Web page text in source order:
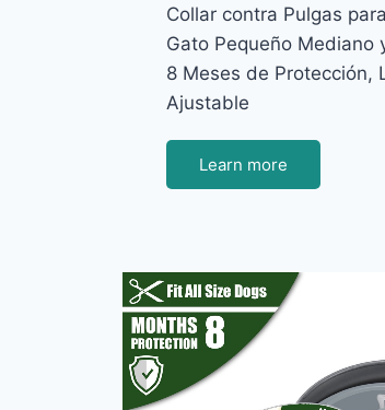
Collar contra Pulgas
Gato Pequeño Mediano
8 Meses de Protección,
Ajustable
Learn more